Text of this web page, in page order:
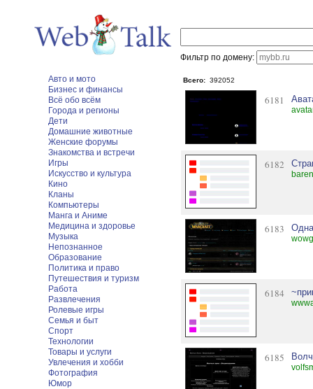
Фильтр по домену:
Авто и мото
Бизнес и финансы
Всё обо всём
Города и регионы
Дети
Домашние животные
Женские форумы
Знакомства и встречи
Игры
Искусство и культура
Кино
Кланы
Компьютеры
Манга и Аниме
Медицина и здоровье
Музыка
Непознанное
Образование
Политика и право
Путешествия и туризм
Работа
Развлечения
Ролевые игры
Семья и быт
Спорт
Технологии
Товары и услуги
Увлечения и хобби
Фотография
Юмор
Всего: 392052
6181
6182
6183
6184
6185